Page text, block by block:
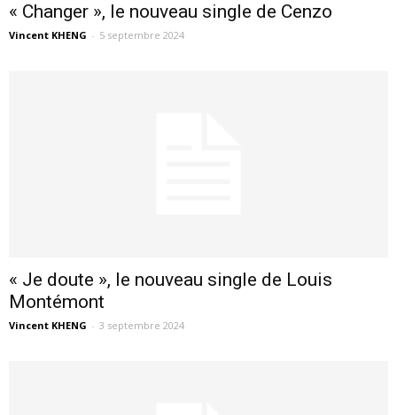
« Changer », le nouveau single de Cenzo
Vincent KHENG - 5 septembre 2024
« Je doute », le nouveau single de Louis
Montémont
Vincent KHENG - 3 septembre 2024